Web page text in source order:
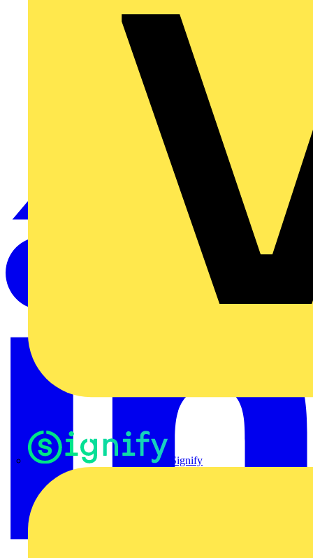
Signify